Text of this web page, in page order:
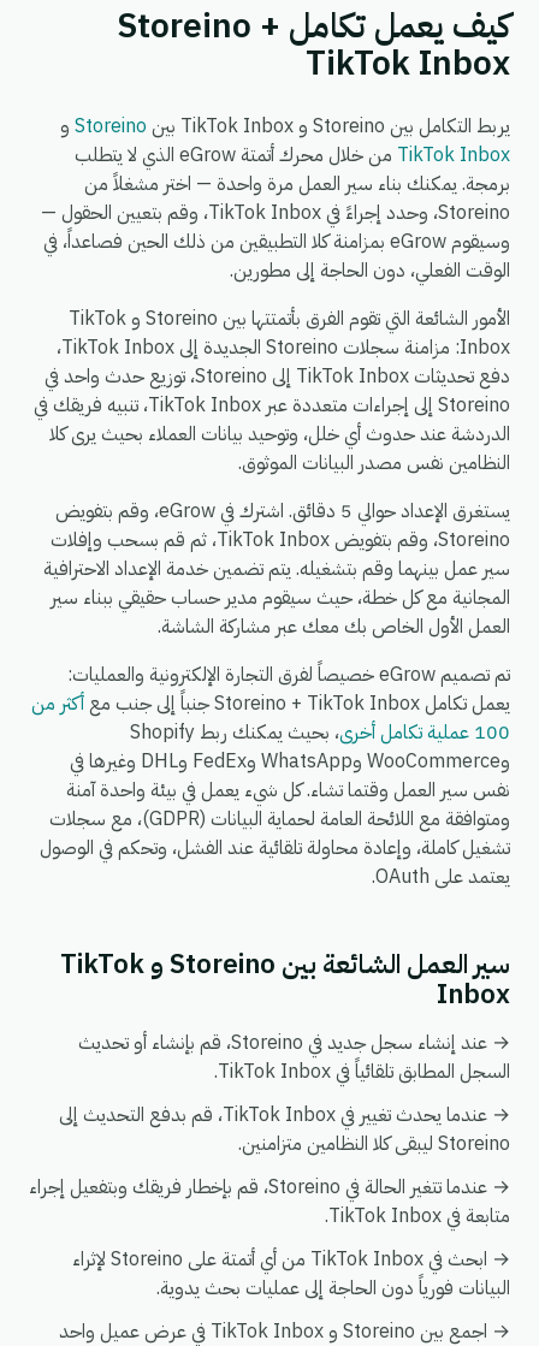
كيف يعمل تكامل Storeino +
TikTok Inbox
يربط التكامل بين Storeino و TikTok Inbox بين Storeino و
TikTok Inbox
من خلال محرك أتمتة eGrow الذي لا يتطلب
برمجة. يمكنك بناء سير العمل مرة واحدة — اختر مشغلاً من
Storeino، وحدد إجراءً في TikTok Inbox، وقم بتعيين الحقول —
وسيقوم eGrow بمزامنة كلا التطبيقين من ذلك الحين فصاعداً، في
الوقت الفعلي، دون الحاجة إلى مطورين.
الأمور الشائعة التي تقوم الفرق بأتمتتها بين Storeino و TikTok
Inbox: مزامنة سجلات Storeino الجديدة إلى TikTok Inbox،
دفع تحديثات TikTok Inbox إلى Storeino، توزيع حدث واحد في
Storeino إلى إجراءات متعددة عبر TikTok Inbox، تنبيه فريقك في
الدردشة عند حدوث أي خلل، وتوحيد بيانات العملاء بحيث يرى كلا
النظامين نفس مصدر البيانات الموثوق.
يستغرق الإعداد حوالي 5 دقائق. اشترك في eGrow، وقم بتفويض
Storeino، وقم بتفويض TikTok Inbox، ثم قم بسحب وإفلات
سير عمل بينهما وقم بتشغيله. يتم تضمين خدمة الإعداد الاحترافية
المجانية مع كل خطة، حيث سيقوم مدير حساب حقيقي ببناء سير
العمل الأول الخاص بك معك عبر مشاركة الشاشة.
تم تصميم eGrow خصيصاً لفرق التجارة الإلكترونية والعمليات:
يعمل تكامل Storeino + TikTok Inbox جنباً إلى جنب مع
أكثر من
100 عملية تكامل أخرى
، بحيث يمكنك ربط Shopify
وWooCommerce وWhatsApp وFedEx وDHL وغيرها في
نفس سير العمل وقتما تشاء. كل شيء يعمل في بيئة واحدة آمنة
ومتوافقة مع اللائحة العامة لحماية البيانات (GDPR)، مع سجلات
تشغيل كاملة، وإعادة محاولة تلقائية عند الفشل، وتحكم في الوصول
يعتمد على OAuth.
سير العمل الشائعة بين Storeino و TikTok
Inbox
→ عند إنشاء سجل جديد في Storeino، قم بإنشاء أو تحديث
السجل المطابق تلقائياً في TikTok Inbox.
→ عندما يحدث تغيير في TikTok Inbox، قم بدفع التحديث إلى
Storeino ليبقى كلا النظامين متزامنين.
→ عندما تتغير الحالة في Storeino، قم بإخطار فريقك وبتفعيل إجراء
متابعة في TikTok Inbox.
→ ابحث في TikTok Inbox من أي أتمتة على Storeino لإثراء
البيانات فورياً دون الحاجة إلى عمليات بحث يدوية.
→ اجمع بين Storeino و TikTok Inbox في عرض عميل واحد